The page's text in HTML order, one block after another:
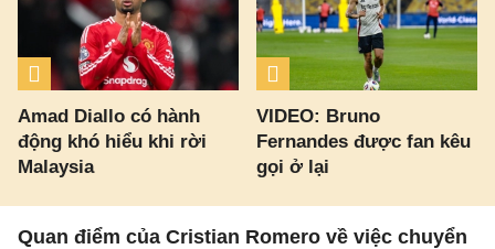
Amad Diallo có hành
động khó hiểu khi rời
Malaysia
VIDEO: Bruno
Fernandes được fan kêu
gọi ở lại
Quan điểm của Cristian Romero về việc chuyển